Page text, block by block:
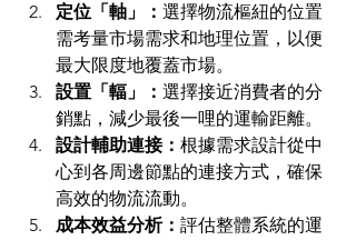
定位「軸」： 選擇物流樞紐的位置
需考量市場需求和地理位置，以便
最大限度地覆蓋市場。
設置「輻」： 選擇接近消費者的分
銷點，減少最後一哩的運輸距離。
設計輔助連接： 根據需求設計從中
心到各周邊節點的連接方式，確保
高效的物流流動。
成本效益分析： 評估整體系統的運